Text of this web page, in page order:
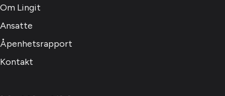
Om Lingit
Ansatte
Åpenhetsrapport
Kontakt